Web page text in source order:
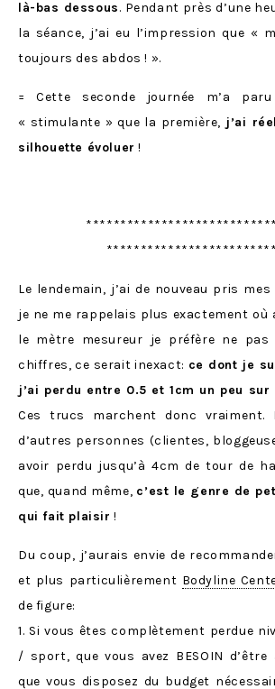
là-bas dessous. Pendant près d’une
la séance, j’ai eu l’impression que «
toujours des abdos ! ».
= Cette seconde journée m’a
« stimulante » que la première, j’ai
silhouette évoluer !
****************************
Le lendemain, j’ai de nouveau pris mes
je ne me rappelais plus exactement où
le mètre mesureur je préfère ne pas
chiffres, ce serait inexact: ce dont je
j’ai perdu entre 0.5 et 1cm un peu
Ces trucs marchent donc vraiment.
d’autres personnes (clientes,
avoir perdu jusqu’à 4cm de tour de
que, quand même, c’est le genre de
qui fait plaisir !
Du coup, j’aurais envie de
et plus particulièrement Bodyline
de figure:
1. Si vous êtes complètement perdue
/ sport, que vous avez BESOIN d’être
que vous disposez du budget